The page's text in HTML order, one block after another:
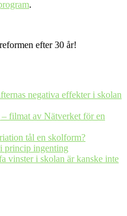
.
efter 30 år!
negativa effekter i skolan
filmat av Nätverket för en
tål en skolform?
princip ingenting
vinster i skolan är kanske inte